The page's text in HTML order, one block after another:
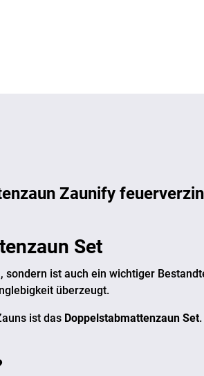
Zaunify
Set
ist auch ein wichtiger
überzeugt.
ist das Doppelstabmattenzaun Set